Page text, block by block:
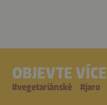
OBJEVTE VÍCE
#vegetariánské #jaro